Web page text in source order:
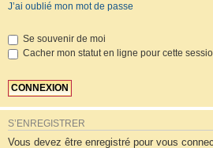
J’ai oublié mon mot de passe
Se souvenir de moi
Cacher mon statut en ligne pour cette
S’ENREGISTRER
Vous devez être enregistré pour vous